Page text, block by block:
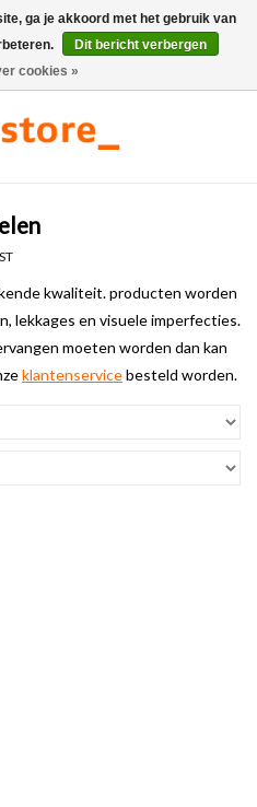
0 Artikelen - €0,00
kwaliteit. producten worden
lekkages en visuele imperfecties.
moeten worden dan kan
klantenservicebesteld worden.
ga je akkoord met het gebruik van
Dit bericht verbergen
cookies »